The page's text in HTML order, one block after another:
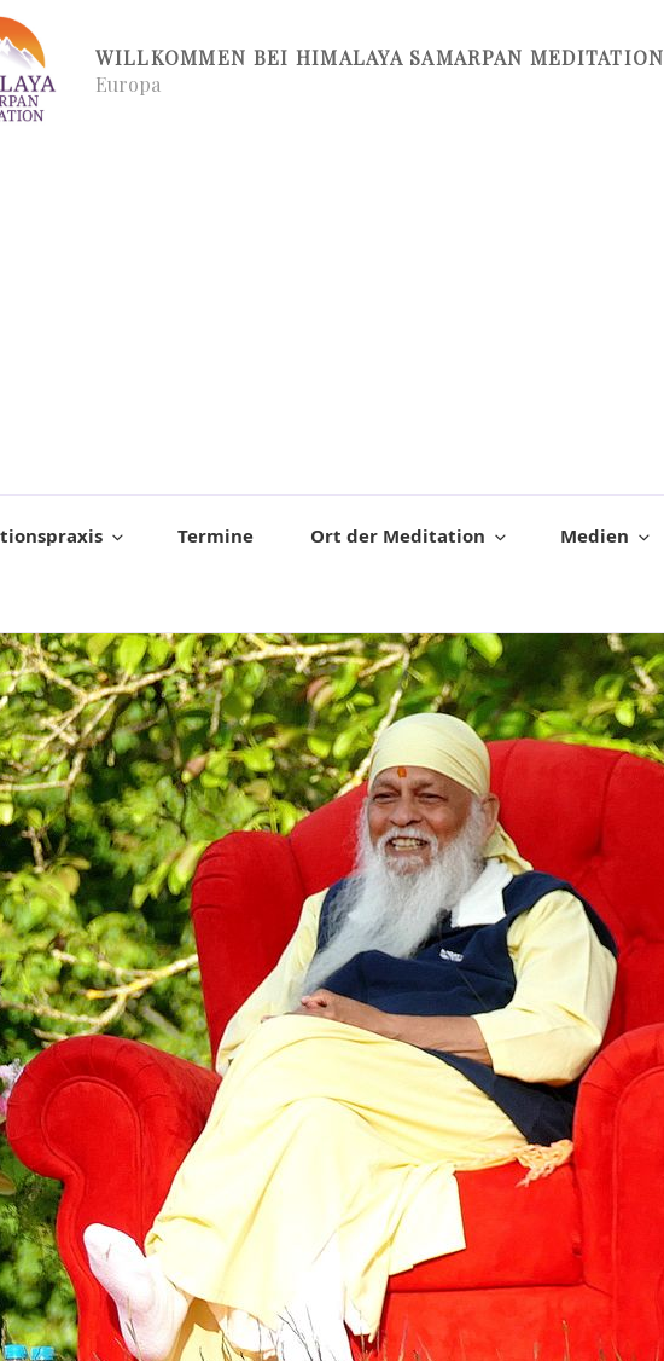
WILLKOMMEN BEI HIMALAYA SAMARPAN MEDITATION
Europa
Termine Ort der Meditation Medien